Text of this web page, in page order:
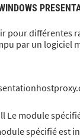
différentes
par un logiciel
Le module
spécifié est